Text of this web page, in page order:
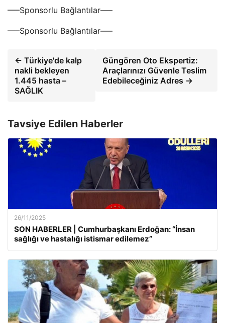
—–Sponsorlu Bağlantılar—–
—–Sponsorlu Bağlantılar—–
← Türkiye'de kalp
nakli bekleyen
1.445 hasta –
SAĞLIK
Güngören Oto Ekspertiz:
Araçlarınızı Güvenle Teslim
Edebileceğiniz Adres →
Tavsiye Edilen Haberler
26/11/2025
SON HABERLER | Cumhurbaşkanı Erdoğan: “İnsan
sağlığı ve hastalığı istismar edilemez”